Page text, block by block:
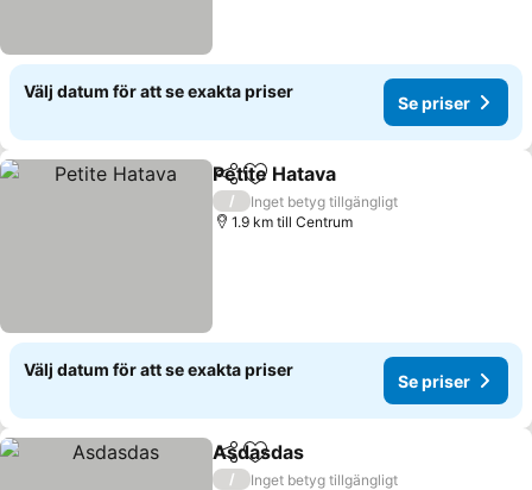
Välj datum för att se exakta priser
Se priser
Dela Lägg till i Mina Favoriter
Petite Hatava
/
Inget betyg tillgängligt
1.9 km till Centrum
Välj datum för att se exakta priser
Se priser
Dela Lägg till i Mina Favoriter
Asdasdas
/
Inget betyg tillgängligt